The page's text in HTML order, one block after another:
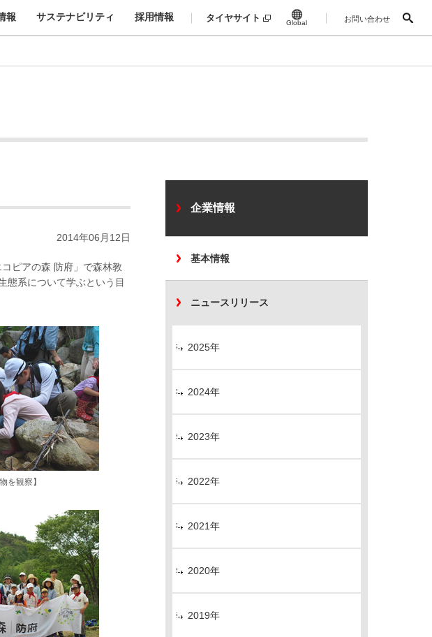
報 サステナビリティ 採用情報 タイヤサイト Global お問い合わせ
2014年06月12日
ピアの森 防府」で森林教
態系について学ぶという目
を観察】
企業情報
基本情報
ニュースリリース
2025年
2024年
2023年
2022年
2021年
2020年
2019年